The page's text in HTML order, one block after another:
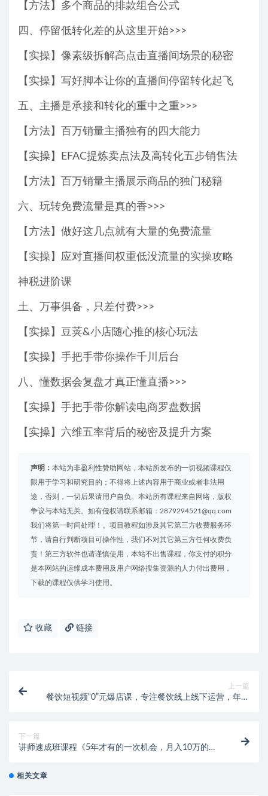
【方法】多个商品的排款组合公式
四、停留低转化差的从这里开始>>>
【实操】像素级拆解高点击直播间场景的秘密
【实操】写好脚本让你的直播间停留转化起飞
五、主播是承接和转化的重中之重>>>
【方法】百万销量主播独有的四大能力
【实操】EFAC提炼卖点法及高转化五步销售法
【方法】百万销量主播展示商品的独门秘籍
六、玩转免费流量是真的香>>>
【方法】做好这几点就有大量的免费流量
【实操】应对直播间权重低没流量的实操攻略
神税进阶课
土、万事俱备，只差付费>>>
【实操】豆荚&小店随心推的核心玩法
【实操】手把手带你操作千川后台
八、懂数据会复盘才真正懂直播>>>
【实操】手把手带你解读电商罗盘数据
【实操】六维五率背后的秘密及提升方案
声明： 本站为非盈利性赞助网站，本站所发布的一切视频课程仅
限用于学习和研究目的；不得将上述内容用于商业或者非法用
途，否则，一切后果请用户自负。本站所有课程来自网络，版权
争议与本站无关。如有侵权请联系邮箱：2879294521@qq.com
我们将第一时间处理！。项目教程如涉及其它第三方收费服务环
节，请自行判断项目可操作性，我们不对其它第三方任何收费负
责！第三方软件也请谨慎使用，本站不出售课程，你支付的积分
是本网站的运维成本费用及用户网络搜集资源的人力付出费用，
下载的课程仅供学习使用。
收藏 链接
上一篇
餐饮短视频“0”元爆店课，专注餐饮线上线下运营，年入
下一篇
讲师速成班课程《5年才有的一次机会，月入10万的永
相关文章